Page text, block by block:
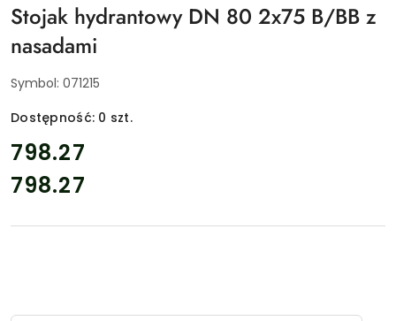
Stojak hydrantowy DN 80 2x75 B/BB z
nasadami
Symbol: 071215
Dostępność: 0 szt.
cena:
798.27
Cena:
798.27